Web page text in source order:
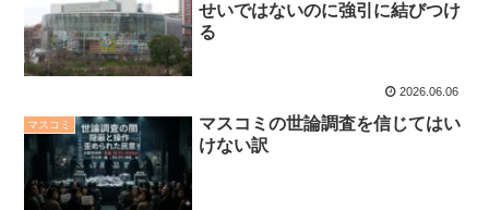
せいではないのに強引に結びつけ
る
2026.06.06
マスコミ
マスコミの世論調査を信じてはい
けない訳